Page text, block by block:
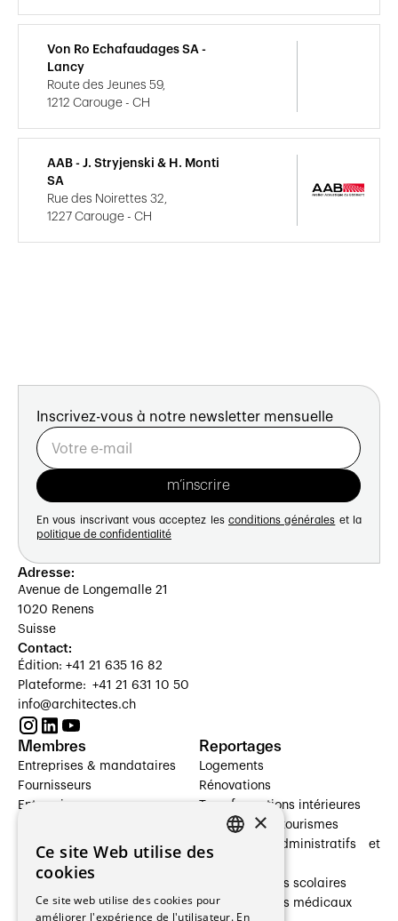
Von Ro Echafaudages SA -
Lancy
Route des Jeunes 59,
1212 Carouge - CH
AAB - J. Stryjenski & H. Monti
SA
Rue des Noirettes 32,
1227 Carouge - CH
Inscrivez-vous à notre newsletter mensuelle
En vous inscrivant vous acceptez les conditions générales et la
politique de confidentialité
Adresse:
Avenue de Longemalle 21
1020 Renens
Suisse
Contact:
Édition: +41 21 635 16 82
Plateforme: +41 21 631 10 50
info@architectes.ch
Membres
Entreprises & mandataires
Fournisseurs
Entreprises
Architectes paysagistes
Architectes d'intérieur
Entreprises générales
Reportages
Logements
Rénovations
Transformations intérieures
Hôtelleries et tourismes
Bâtiments administratifs et
Établissements scolaires
Établissements médicaux
×
Ce site Web utilise des
cookies
Ce site web utilise des cookies pour
améliorer l'expérience de l'utilisateur. En